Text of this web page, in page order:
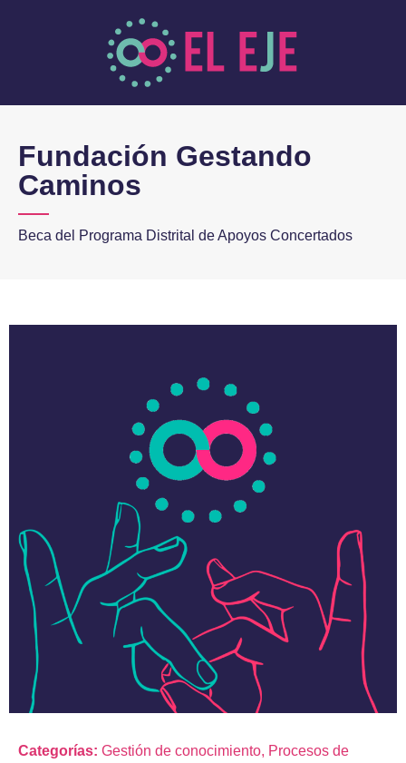
Fundación Gestando
Caminos
Beca del Programa Distrital de Apoyos Concertados
Categorías: Gestión de conocimiento, Procesos de